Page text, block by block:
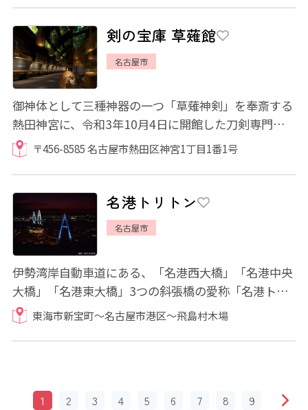
剣の宝庫 草薙館
名古屋市
御神体として三種神器の一つ「草薙神剣」を奉斎する
熱田神宮に、令和3年10月4日に開館した刀剣専門の
展示館です。 熱田神宮が所蔵する約450口の刀...
〒456-8585 名古屋市熱田区神宮1丁目1番1号
名港トリトン
名古屋市
伊勢湾岸自動車道にある、「名港西大橋」「名港中央
大橋」「名港東大橋」3つの斜張橋の愛称「名港トリ
トン」。 3つの大橋は西より赤、白、青のト...
東海市新宝町～名古屋市港区～飛島村木場
1 2 3 4 5 6 7 8 9